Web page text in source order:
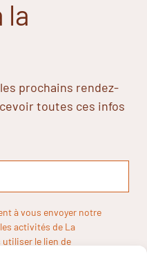
la
prochains rendez-
toutes ces infos
à vous envoyer notre
activités de La
utiliser le lien de